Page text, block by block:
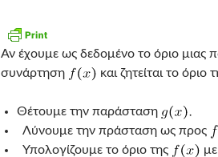
Αν έχουμε ως δεδομένο το όριο μιας
συνάρτηση
και ζητείται το όριο
Θέτουμε την παράσταση
Λύνουμε την πράσταση ως προς
Υπολογίζουμε το όριο της